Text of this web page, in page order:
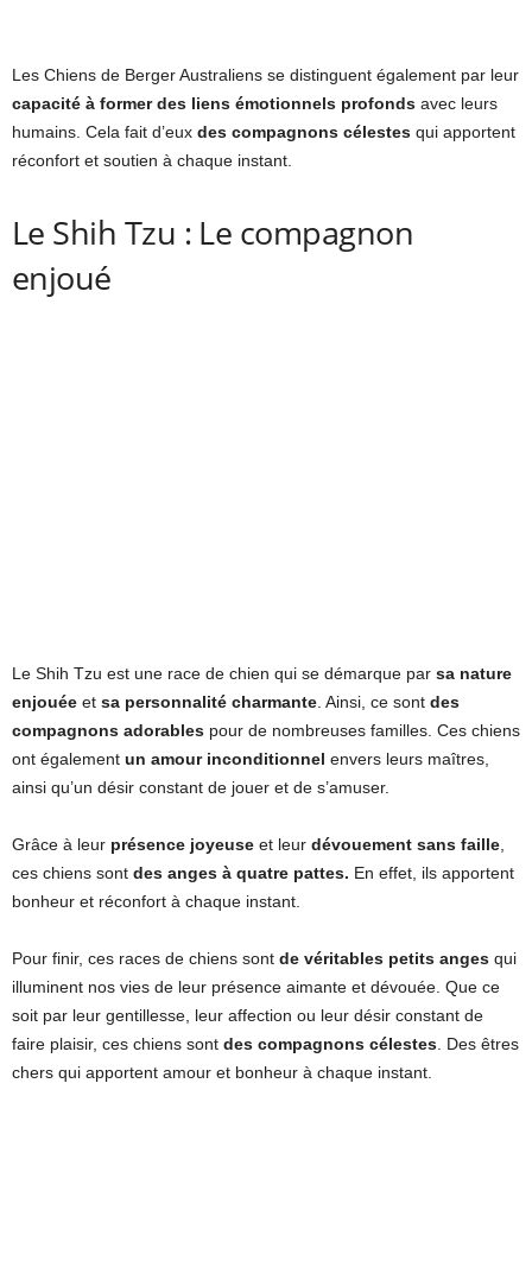
Les Chiens de Berger Australiens se distinguent également par leur
capacité à former des liens émotionnels profonds avec leurs
humains. Cela fait d’eux des compagnons célestes qui apportent
réconfort et soutien à chaque instant.
Le Shih Tzu : Le compagnon
enjoué
Le Shih Tzu est une race de chien qui se démarque par sa nature
enjouée et sa personnalité charmante. Ainsi, ce sont des
compagnons adorables pour de nombreuses familles. Ces chiens
ont également un amour inconditionnel envers leurs maîtres,
ainsi qu’un désir constant de jouer et de s’amuser.
Grâce à leur présence joyeuse et leur dévouement sans faille,
ces chiens sont des anges à quatre pattes. En effet, ils apportent
bonheur et réconfort à chaque instant.
Pour finir, ces races de chiens sont de véritables petits anges qui
illuminent nos vies de leur présence aimante et dévouée. Que ce
soit par leur gentillesse, leur affection ou leur désir constant de
faire plaisir, ces chiens sont des compagnons célestes. Des êtres
chers qui apportent amour et bonheur à chaque instant.